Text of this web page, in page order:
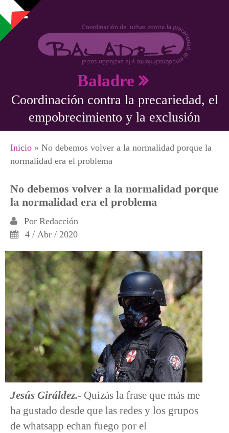
Pasar al contenido principal
Baladre
Coordinación contra la precariedad, el
empobrecimiento y la exclusión
Se encuentra usted aquí
Inicio » No debemos volver a la normalidad porque la
normalidad era el problema
No debemos volver a la normalidad porque
la normalidad era el problema
Por Redacción
4 / Abr / 2020
Jesús Giráldez.- Quizás la frase que más me
ha gustado desde que las redes y los grupos
de whatsapp echan fuego por el